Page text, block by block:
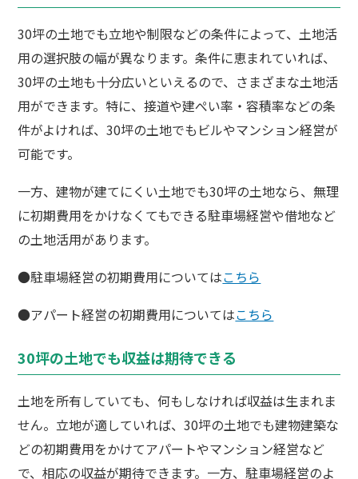
30坪の土地でも立地や制限などの条件によって、土地活
用の選択肢の幅が異なります。条件に恵まれていれば、
30坪の土地も十分広いといえるので、さまざまな土地活
用ができます。特に、接道や建ぺい率・容積率などの条
件がよければ、30坪の土地でもビルやマンション経営が
可能です。
一方、建物が建てにくい土地でも30坪の土地なら、無理
に初期費用をかけなくてもできる駐車場経営や借地など
の土地活用があります。
●駐車場経営の初期費用についてはこちら
●アパート経営の初期費用についてはこちら
30坪の土地でも収益は期待できる
土地を所有していても、何もしなければ収益は生まれま
せん。立地が適していれば、30坪の土地でも建物建築な
どの初期費用をかけてアパートやマンション経営など
で、相応の収益が期待できます。一方、駐車場経営のよ